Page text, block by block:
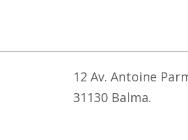
12 Av. Antoine
31130 Balma.